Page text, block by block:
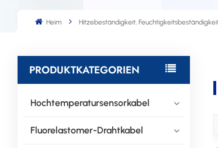
Heim Hitzebeständigkeit,
PRODUKTKATEGORIEN
Hochtemperatursensorkabel
Fluorelastomer-Drahtkabel